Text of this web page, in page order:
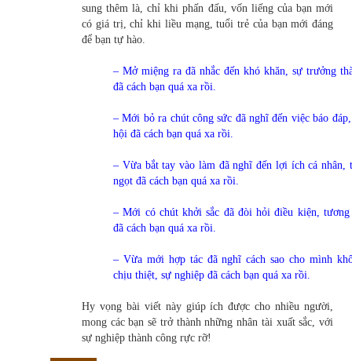
sung thêm là, chỉ khi phấn đấu, vốn liếng của bạn mới
có giá trị, chỉ khi liều mạng, tuổi trẻ của bạn mới đáng
để bạn tự hào.
– Mở miệng ra đã nhắc đến khó khăn, sự trưởng
đã cách bạn quá xa rồi.
– Mới bỏ ra chút công sức đã nghĩ đến việc báo
hội đã cách bạn quá xa rồi.
– Vừa bắt tay vào làm đã nghĩ đến lợi ích cá nhân,
ngọt đã cách bạn quá xa rồi.
– Mới có chút khởi sắc đã đòi hỏi điều kiện,
đã cách bạn quá xa rồi.
– Vừa mới hợp tác đã nghĩ cách sao cho mình
chịu thiệt, sự nghiệp đã cách bạn quá xa rồi.
Hy vọng bài viết này giúp ích được cho nhiều người,
mong các bạn sẽ trở thành những nhân tài xuất sắc, với
sự nghiệp thành công rực rỡ!